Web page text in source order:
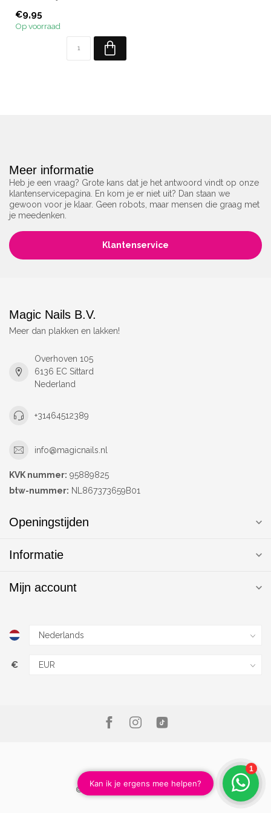
€9,95
Op voorraad
Meer informatie
Heb je een vraag? Grote kans dat je het antwoord vindt op onze
klantenservicepagina. En kom je er niet uit? Dan staan we
gewoon voor je klaar. Geen robots, maar mensen die graag met
je meedenken.
Klantenservice
Magic Nails B.V.
Meer dan plakken en lakken!
Overhoven 105
6136 EC Sittard
Nederland
+31464512389
info@magicnails.nl
KVK nummer: 95889825
btw-nummer: NL867373659B01
Openingstijden
Informatie
Mijn account
€
© Copyright 2026 Magic Nails B.V.